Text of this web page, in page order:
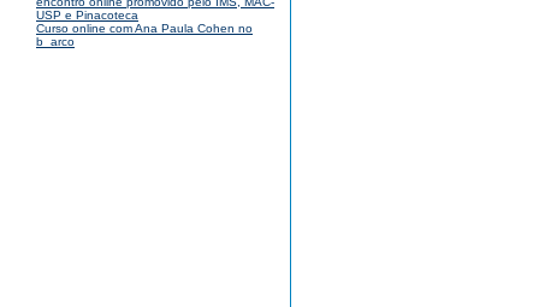
USP e Pinacoteca
Curso online com Ana Paula Cohen no
b_arco